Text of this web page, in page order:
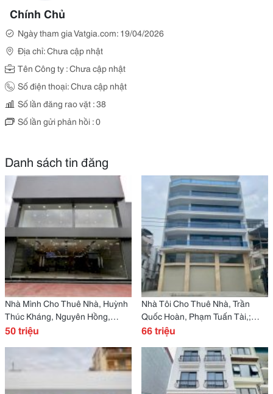
Chính Chủ
Ngày tham gia Vatgia.com: 19/04/2026
Địa chỉ: Chưa cập nhật
Tên Công ty : Chưa cập nhật
Số điện thoại: Chưa cập nhật
Số lần đăng rao vặt : 38
Số lần gửi phản hồi : 0
Danh sách tin đăng
Nhà Mình Cho Thuê Nhà, Huỳnh
Thúc Kháng, Nguyên Hồng,
160M2X 2T -50 Tr
50 triệu
Nhà Tôi Cho Thuê Nhà, Trần
Quốc Hoàn, Phạm Tuấn Tài,;
151M2* 7T -66 Tr
66 triệu